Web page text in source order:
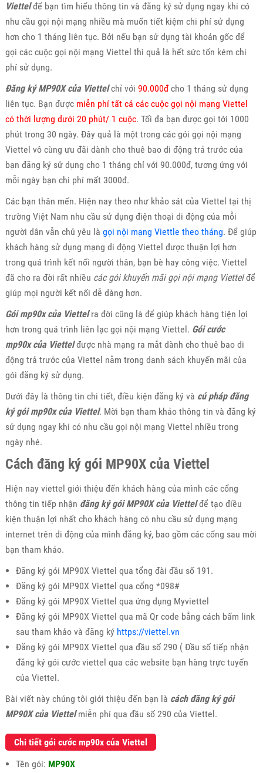
Viettelđể bạn tìm hiểu thông tin và đăng ký sử dụng ngay khi có
nhu cầu gọi nội mạng nhiều mà muốn tiết kiệm chi phí sử dụng
hơn cho 1 tháng liên tục. Bởi nếu bạn sử dụng tài khoản gốc để
gọi các cuộc gọi nội mạng Viettel thì quả là hết sức tốn kém chi
phí sử dụng.
Đăng ký MP90X của Viettelchỉ với 90.000đcho 1 tháng sử dụng
liên tục. Bạn được miễn phí tất cả các cuộc gọi nội mạng Viettel
có thời lượng dưới 20 phút/ 1 cuộc. Tối đa bạn được gọi tới 1000
phút trong 30 ngày. Đây quả là một trong các gói gọi nội mạng
Viettel vô cùng ưu đãi dành cho thuê bao di động trả trước của
bạn đăng ký sử dụng cho 1 tháng chỉ với 90.000đ, tương ứng với
mỗi ngày bạn chi phí mất 3000đ.
Các bạn thân mến. Hiện nay theo như khảo sát của Viettel tại thị
trường Việt Nam nhu cầu sử dụng điện thoại di động của mỗi
người dân vẫn chủ yêu là gọi nội mạng Viettle theo tháng. Để giúp
khách hàng sử dụng mạng di động Viettel được thuận lợi hơn
trong quá trình kết nối người thân, bạn bè hay công việc. Viettel
đã cho ra đời rất nhiều các gói khuyến mãi gọi nội mạng Viettelđể
giúp mọi người kết nối dễ dàng hơn.
Gói mp90x của Viettelra đời cũng là để giúp khách hàng tiện lợi
hơn trong quá trình liên lạc gọi nội mạng Viettel. Gói cước
mp90x của Viettelđược nhà mạng ra mắt dành cho thuê bao di
động trả trước của Viettel nằm trong danh sách khuyến mãi của
gói đăng ký sử dụng.
Dưới đây là thông tin chi tiết, điều kiện đăng ký và cú pháp đăng
ký gói mp90x của Viettel. Mời bạn tham khảo thông tin và đăng ký
sử dụng ngay khi có nhu cầu gọi nội mạng Viettel nhiều trong
ngày nhé.
Cách đăng ký gói MP90X của Viettel
Hiện nay viettel giới thiệu đến khách hàng của mình các cổng
thông tin tiếp nhận đăng ký gói MP90X của Viettelđể tạo điều
kiện thuận lợi nhất cho khách hàng có nhu cầu sử dụng mạng
internet trên di động của mình đăng ký, bao gồm các cổng sau mời
bạn tham khảo.
Đăng ký gói MP90X Viettel qua tổng đài đầu số 191.
Đăng ký gói MP90X Viettel qua cổng *098#
Đăng ký gói MP90X Viettel qua ứng dụng Myviettel
Đăng ký gói MP90X Viettel qua mã Qr code bằng cách bấm link
sau tham khảo và đăng ký https://viettel.vn
Đăng ký gói MP90X Viettel qua đầu số 290 ( Đầu số tiếp nhận
đăng ký gói cước viettel qua các website bạn hàng trực tuyến
của Viettel.
Bài viết này chúng tôi giới thiệu đến bạn là cách đăng ký gói
MP90Xcủa Viettelmiễn phí qua đầu số 290 của Viettel.
Chi tiết gói cước mp90x của Viettel
Tên gói: MP90X